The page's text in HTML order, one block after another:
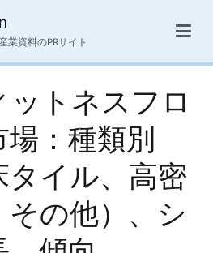
業資料のPRサイト
ットネスフロ
：種類別
タイル、高密
その他）、シ